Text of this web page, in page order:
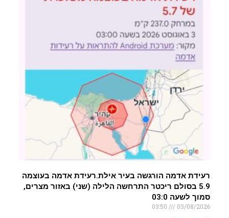
רעידת אדמה הורגשה בעיר אילת.רעידת אדמה בעוצמה
5.9 בסולם ריכטר התרחשה הלילה (שני) באזור מצרים,
סמוך לשעה 03:0
03/08/2026